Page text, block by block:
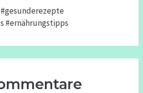
#ernährungstipps